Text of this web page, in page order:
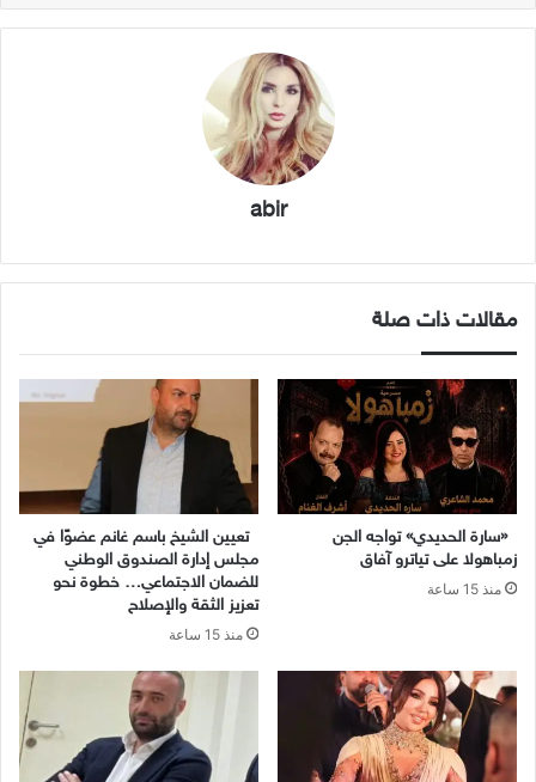
abir
مقالات ذات صلة
«سارة الحديدي» تواجه الجن
زمباهولا على تياترو آفاق
منذ 15 ساعة
تعيين الشيخ باسم غانم عضوًا في
مجلس إدارة الصندوق الوطني
للضمان الاجتماعي… خطوة نحو
تعزيز الثقة والإصلاح
منذ 15 ساعة